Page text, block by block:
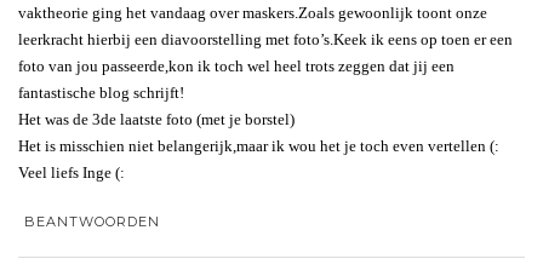
vaktheorie ging het vandaag over maskers.Zoals gewoonlijk toont onze
leerkracht hierbij een diavoorstelling met foto’s.Keek ik eens op toen er een
foto van jou passeerde,kon ik toch wel heel trots zeggen dat jij een
fantastische blog schrijft!
Het was de 3de laatste foto (met je borstel)
Het is misschien niet belangerijk,maar ik wou het je toch even vertellen (:
Veel liefs Inge (:
BEANTWOORDEN